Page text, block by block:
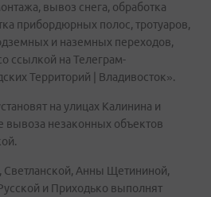
вывоз снега, обработка
прибордюрных полос, тротуаров,
и наземных переходов,
ссылкой на Телеграм-
Территорий | Владивосток».
на улицах Калинина и
незаконных объектов
Светланской, Анны Щетининой,
и Приходько выполнят